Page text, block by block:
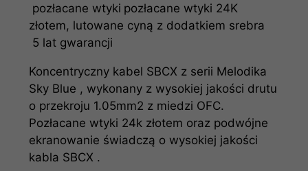
pozłacane wtyki pozłacane wtyki 24K
złotem, lutowane cyną z dodatkiem srebra
5 lat gwarancji
Koncentryczny kabel SBCX z serii Melodika
Sky Blue , wykonany z wysokiej jakości drutu
o przekroju 1.05mm2 z miedzi OFC.
Pozłacane wtyki 24k złotem oraz podwójne
ekranowanie świadczą o wysokiej jakości
kabla SBCX .